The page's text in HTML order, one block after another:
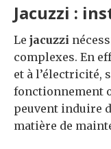
Jacuzzi :
Le jacuzzi
complexes. En
et à l’électricité,
fonctionnement
peuvent induire
matière de